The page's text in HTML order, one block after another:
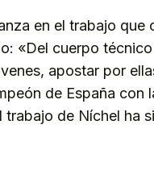
en el trabajo que
«Del cuerpo
apostar por
de España con
de Níchel ha